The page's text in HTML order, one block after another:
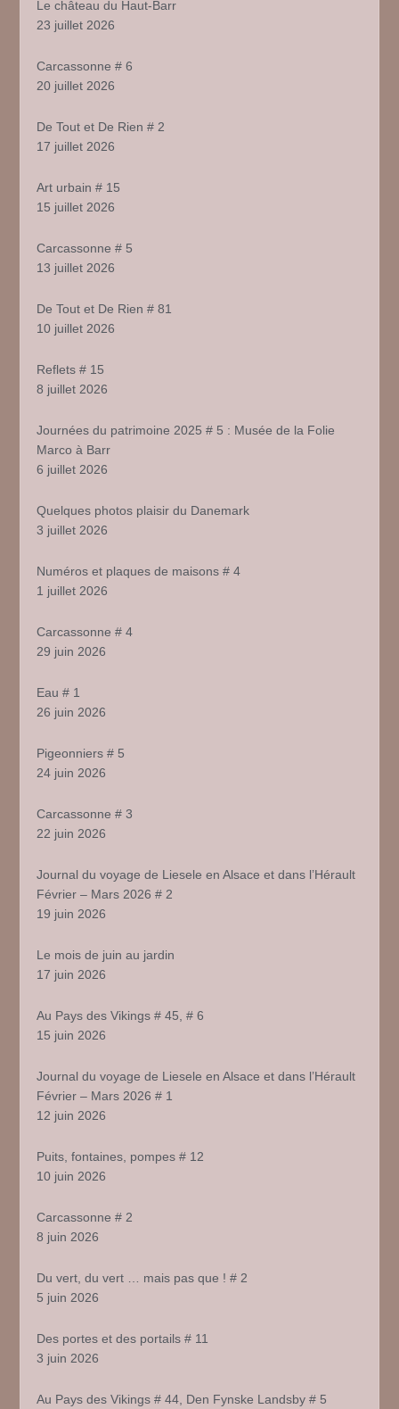
Le château du Haut-Barr
23 juillet 2026
Carcassonne # 6
20 juillet 2026
De Tout et De Rien # 2
17 juillet 2026
Art urbain # 15
15 juillet 2026
Carcassonne # 5
13 juillet 2026
De Tout et De Rien # 81
10 juillet 2026
Reflets # 15
8 juillet 2026
Journées du patrimoine 2025 # 5 : Musée de la Folie
Marco à Barr
6 juillet 2026
Quelques photos plaisir du Danemark
3 juillet 2026
Numéros et plaques de maisons # 4
1 juillet 2026
Carcassonne # 4
29 juin 2026
Eau # 1
26 juin 2026
Pigeonniers # 5
24 juin 2026
Carcassonne # 3
22 juin 2026
Journal du voyage de Liesele en Alsace et dans l’Hérault
Février – Mars 2026 # 2
19 juin 2026
Le mois de juin au jardin
17 juin 2026
Au Pays des Vikings # 45, # 6
15 juin 2026
Journal du voyage de Liesele en Alsace et dans l’Hérault
Février – Mars 2026 # 1
12 juin 2026
Puits, fontaines, pompes # 12
10 juin 2026
Carcassonne # 2
8 juin 2026
Du vert, du vert … mais pas que ! # 2
5 juin 2026
Des portes et des portails # 11
3 juin 2026
Au Pays des Vikings # 44, Den Fynske Landsby # 5